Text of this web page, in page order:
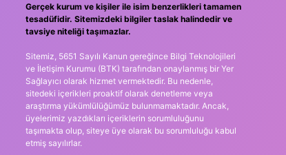
Gerçek kurum ve kişiler ile isim benzerlikleri tamamen
tesadüfidir. Sitemizdeki bilgiler taslak halindedir ve
tavsiye niteliği taşımazlar.
Sitemiz, 5651 Sayılı Kanun gereğince Bilgi Teknolojileri
ve İletişim Kurumu (BTK) tarafından onaylanmış bir Yer
Sağlayıcı olarak hizmet vermektedir. Bu nedenle,
sitedeki içerikleri proaktif olarak denetleme veya
araştırma yükümlülüğümüz bulunmamaktadır. Ancak,
üyelerimiz yazdıkları içeriklerin sorumluluğunu
taşımakta olup, siteye üye olarak bu sorumluluğu kabul
etmiş sayılırlar.